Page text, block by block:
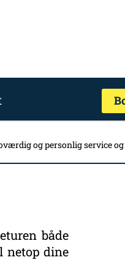
og personlig service
både
netop dine